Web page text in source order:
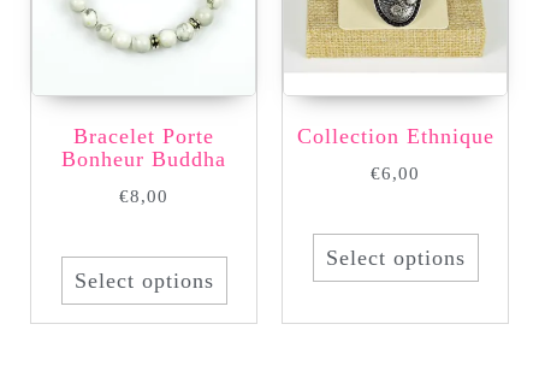
Bracelet Porte
Bonheur Buddha
€8,00
Select options
Collection Ethnique
€6,00
Select options